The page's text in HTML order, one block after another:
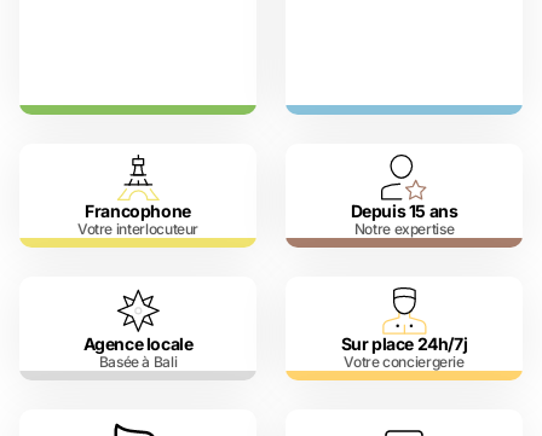
Francophone
Votre interlocuteur
Depuis 15 ans
Notre expertise
Agence locale
Basée à Bali
Sur place 24h/7j
Votre conciergerie